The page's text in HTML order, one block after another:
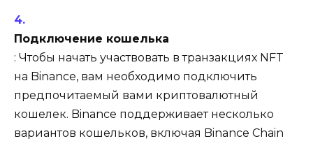
Подключение кошелька
: Чтобы начать участвовать в транзакциях NFT
на Binance, вам необходимо подключить
предпочитаемый вами криптовалютный
кошелек. Binance поддерживает несколько
вариантов кошельков, включая Binance Chain